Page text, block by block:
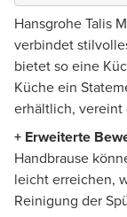
Hansgrohe Talis
verbindet
bietet so eine
Küche ein
erhältlich, vereint
+ Erweiterte
Handbrause
leicht erreichen,
Reinigung der